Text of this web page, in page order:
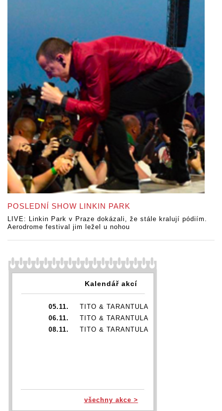
POSLEDNÍ SHOW LINKIN PARK
LIVE: Linkin Park v Praze dokázali, že stále kralují pódiím.
Aerodrome festival jim ležel u nohou
Kalendář akcí
05.11.
TITO & TARANTULA
06.11.
TITO & TARANTULA
08.11.
TITO & TARANTULA
všechny akce >